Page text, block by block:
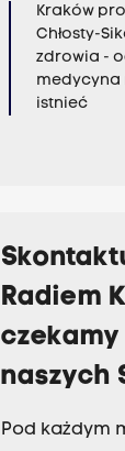
Kraków
Chłosty-
zdrowia -
medycyna
istnieć
Radiem
naszych
Pod każdym